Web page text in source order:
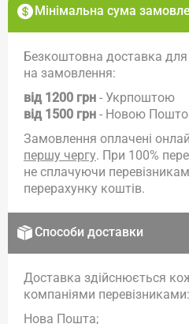
Мінімальна сума
Безкоштовна доставка для
на замовлення:
від 1200 грн - Укрпоштою
від 1500 грн - Новою
Замовлення оплачені
першу чергу. При 100%
не сплачуючи
перерахунку коштів.
Способи доставки
Доставка здійснюється
компаніями перевізниками:
Нова Пошта;